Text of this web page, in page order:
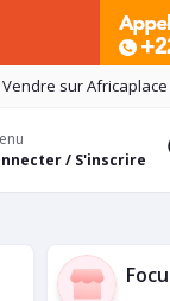
Vendre sur Africaplace
/ S'inscrire